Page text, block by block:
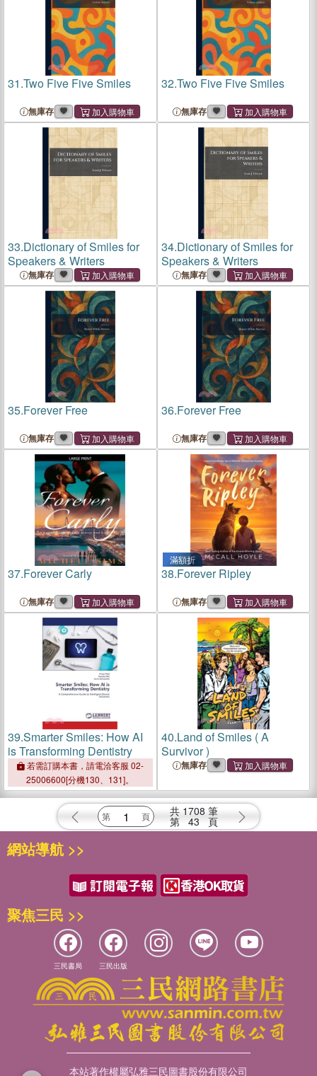
31.Two Five Five Smiles
無庫存
32.Two Five Five Smiles
無庫存
33.Dictionary of Smiles for
Speakers & Writers
無庫存
34.Dictionary of Smiles for
Speakers & Writers
無庫存
35.Forever Free
無庫存
36.Forever Free
無庫存
37.Forever Carly
無庫存
滿額折
38.Forever Ripley
無庫存
39.Smarter Smiles: How AI
is Transforming Dentistry
若需訂購本書，請電洽客服 02-
25006600[分機130、131]。
40.Land of Smiles ( A
Survivor )
無庫存
共 1708 筆
第 43 頁
網站導航 >>
聚焦三民 >>
三民書局 三民出版
本站著作權屬弘雅三民圖書股份有限公司